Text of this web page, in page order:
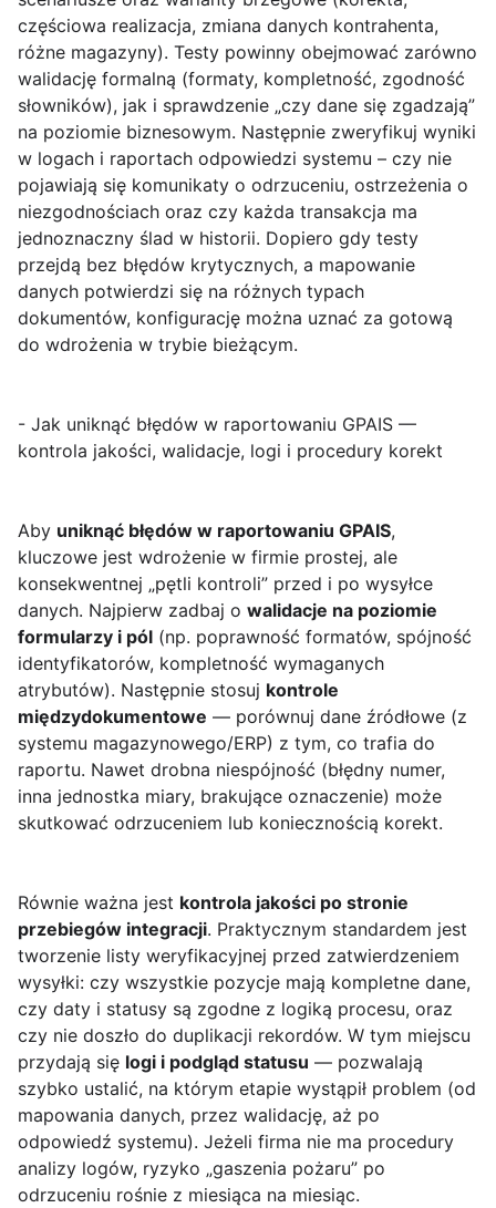
częściowa realizacja, zmiana danych kontrahenta,
różne magazyny). Testy powinny obejmować zarówno
walidację formalną (formaty, kompletność, zgodność
słowników), jak i sprawdzenie „czy dane się zgadzają”
na poziomie biznesowym. Następnie zweryfikuj wyniki
w logach i raportach odpowiedzi systemu – czy nie
pojawiają się komunikaty o odrzuceniu, ostrzeżenia o
niezgodnościach oraz czy każda transakcja ma
jednoznaczny ślad w historii. Dopiero gdy testy
przejdą bez błędów krytycznych, a mapowanie
danych potwierdzi się na różnych typach
dokumentów, konfigurację można uznać za gotową
do wdrożenia w trybie bieżącym.
- Jak uniknąć błędów w raportowaniu GPAIS —
kontrola jakości, walidacje, logi i procedury korekt
Aby uniknąć błędów w raportowaniu GPAIS,
kluczowe jest wdrożenie w firmie prostej, ale
konsekwentnej „pętli kontroli” przed i po wysyłce
danych. Najpierw zadbaj o walidacje na poziomie
formularzy i pól (np. poprawność formatów, spójność
identyfikatorów, kompletność wymaganych
atrybutów). Następnie stosuj kontrole
międzydokumentowe — porównuj dane źródłowe (z
systemu magazynowego/ERP) z tym, co trafia do
raportu. Nawet drobna niespójność (błędny numer,
inna jednostka miary, brakujące oznaczenie) może
skutkować odrzuceniem lub koniecznością korekt.
Równie ważna jest kontrola jakości po stronie
przebiegów integracji. Praktycznym standardem jest
tworzenie listy weryfikacyjnej przed zatwierdzeniem
wysyłki: czy wszystkie pozycje mają kompletne dane,
czy daty i statusy są zgodne z logiką procesu, oraz
czy nie doszło do duplikacji rekordów. W tym miejscu
przydają się logi i podgląd statusu — pozwalają
szybko ustalić, na którym etapie wystąpił problem (od
mapowania danych, przez walidację, aż po
odpowiedź systemu). Jeżeli firma nie ma procedury
analizy logów, ryzyko „gaszenia pożaru” po
odrzuceniu rośnie z miesiąca na miesiąc.